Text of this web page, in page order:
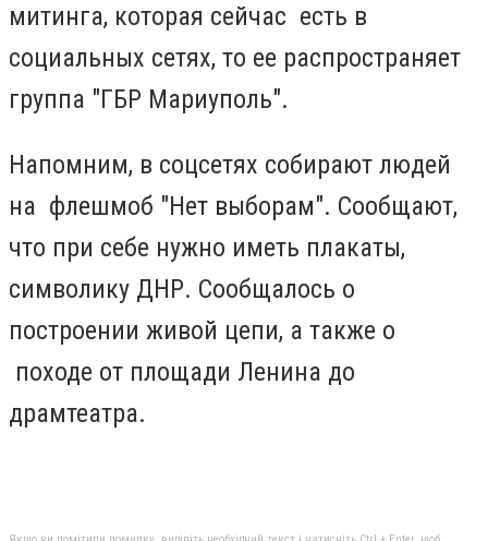
митинга, которая сейчас есть в
социальных сетях, то ее распространяет
группа "ГБР Мариуполь".
Напомним, в соцсетях собирают людей
на флешмоб "Нет выборам". Сообщают,
что при себе нужно иметь плакаты,
символику ДНР. Сообщалось о
построении живой цепи, а также о
походе от площади Ленина до
драмтеатра.